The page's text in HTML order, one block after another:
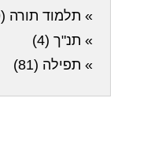
» תלמוד תורה (29)
» תנ"ך (4)
» תפילה (81)